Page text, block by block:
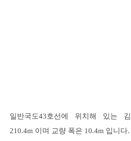
일반국도43호선에 위치해 있는
210.4m 이며 교량 폭은 10.4m 입니다.